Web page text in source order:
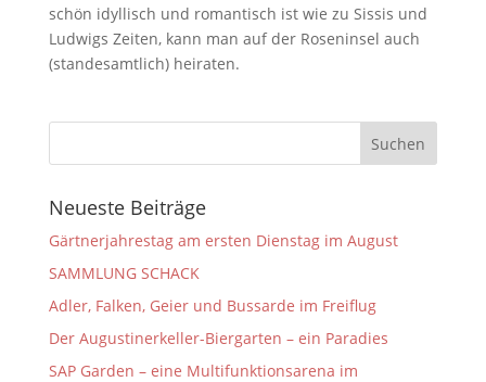
schön idyllisch und romantisch ist wie zu Sissis und
Ludwigs Zeiten, kann man auf der Roseninsel auch
(standesamtlich) heiraten.
Neueste Beiträge
Gärtnerjahrestag am ersten Dienstag im August
SAMMLUNG SCHACK
Adler, Falken, Geier und Bussarde im Freiflug
Der Augustinerkeller-Biergarten – ein Paradies
SAP Garden – eine Multifunktionsarena im